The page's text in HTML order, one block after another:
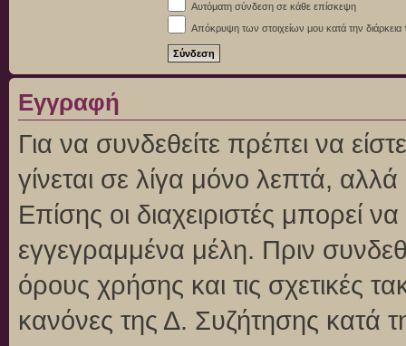
Αυτόματη σύνδεση σε κάθε επίσκεψη
Απόκρυψη των στοιχείων μου κατά την διάρκεια
Εγγραφή
Για να συνδεθείτε πρέπει να
γίνεται σε λίγα μόνο λεπτά,
Επίσης οι διαχειριστές μπορεί
εγγεγραμμένα μέλη. Πριν
όρους χρήσης και τις σχετικές
κανόνες της Δ. Συζήτησης κατά